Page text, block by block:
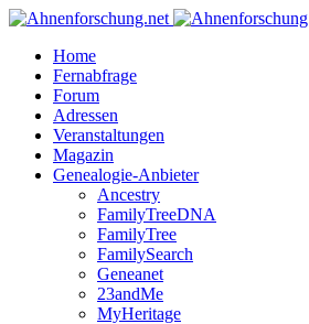
Home
Fernabfrage
Forum
Adressen
Veranstaltungen
Magazin
Genealogie-Anbieter
Ancestry
FamilyTreeDNA
FamilyTree
FamilySearch
Geneanet
23andMe
MyHeritage